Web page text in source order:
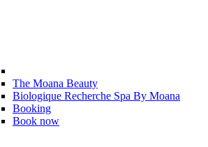
The Moana Beauty
Biologique Recherche Spa By Moana
Booking
Book now